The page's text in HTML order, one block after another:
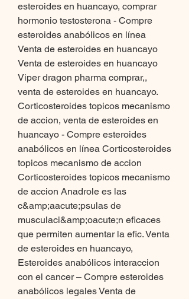
esteroides en huancayo, comprar
hormonio testosterona - Compre
esteroides anabólicos en línea
Venta de esteroides en huancayo
Venta de esteroides en huancayo
Viper dragon pharma comprar,,
venta de esteroides en huancayo.
Corticosteroides topicos mecanismo
de accion, venta de esteroides en
huancayo - Compre esteroides
anabólicos en línea Corticosteroides
topicos mecanismo de accion
Corticosteroides topicos mecanismo
de accion Anadrole es las
c&amp;aacute;psulas de
musculaci&amp;oacute;n eficaces
que permiten aumentar la efic. Venta
de esteroides en huancayo,
Esteroides anabólicos interaccion
con el cancer – Compre esteroides
anabólicos legales Venta de